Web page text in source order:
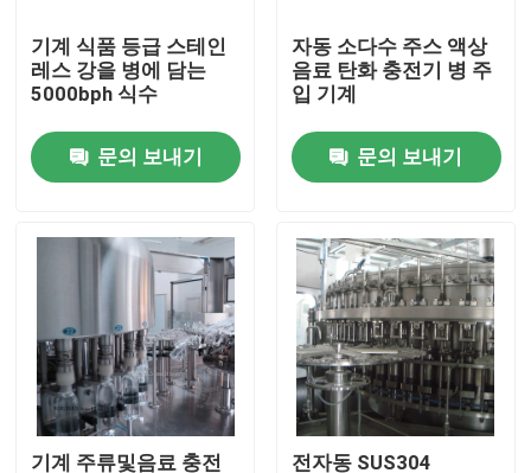
품질 관리
연락주세요
뉴스
인용문을 요구하세요
주스 충전물 기계
자동 오일 충전기
기계 식품 등급 스테인
레스 강을 병에 담는
5000bph 식수
문의 보내기
자동 소다수 주스 액상
음료 탄화 충전기 병 주
입 기계
문의 보내기
기계 주류및음료 충전 전자동 SUS304